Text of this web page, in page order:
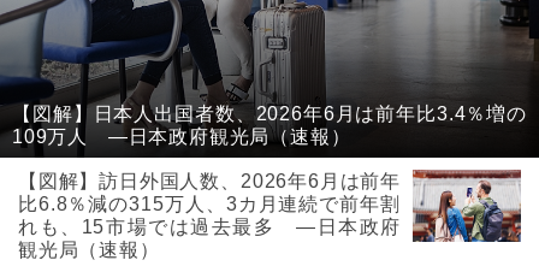
【図解】日本人出国者数、2026年6月は前年比3.4％増の
109万人 ―日本政府観光局（速報）
【図解】訪日外国人数、2026年6月は前年
比6.8％減の315万人、3カ月連続で前年割
れも、15市場では過去最多 ―日本政府
観光局（速報）